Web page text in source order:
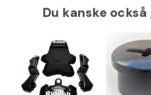
Du kanske